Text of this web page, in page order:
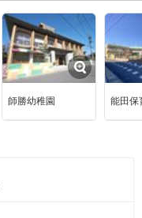
師勝幼稚園 能田保